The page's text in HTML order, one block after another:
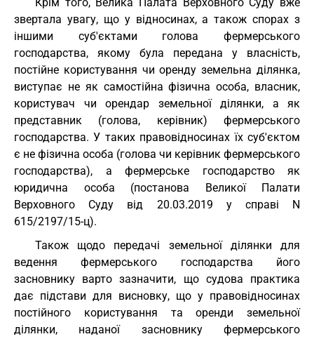
звертала увагу, що у відносинах, а також спорах з
іншими суб'єктами голова фермерського
господарства, якому була передана у власність,
постійне користування чи оренду земельна ділянка,
виступає не як самостійна фізична особа, власник,
користувач чи орендар земельної ділянки, а як
представник (голова, керівник) фермерського
господарства. У таких правовідносинах їх суб'єктом
є не фізична особа (голова чи керівник фермерського
господарства), а фермерське господарство як
юридична особа (постанова Великої Палати
Верховного Суду від 20.03.2019 у справі N
615/2197/15-ц).
Також щодо передачі земельної ділянки для
ведення фермерського господарства його
засновнику варто зазначити, що судова практика
дає підстави для висновку, що у правовідносинах
постійного користування та оренди земельної
ділянки, наданої засновнику фермерського